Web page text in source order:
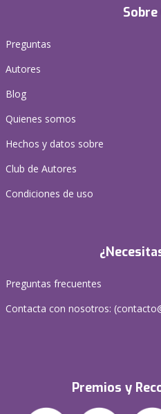
Sobre
Preguntas
Autores
Blog
Quienes somos
Hechos y datos sobre
Club de Autores
Condiciones de uso
Preguntas frecuentes
Contacta con nosotros: (
Premios y